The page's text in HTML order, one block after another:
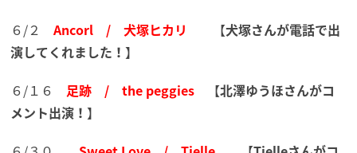
６/２Ancorl / 犬塚ヒカリ 【犬塚さんが電話で出
演してくれました！】
６/１６ 足跡 / the peggies 【北澤ゆうほさんがコ
メント出演！】